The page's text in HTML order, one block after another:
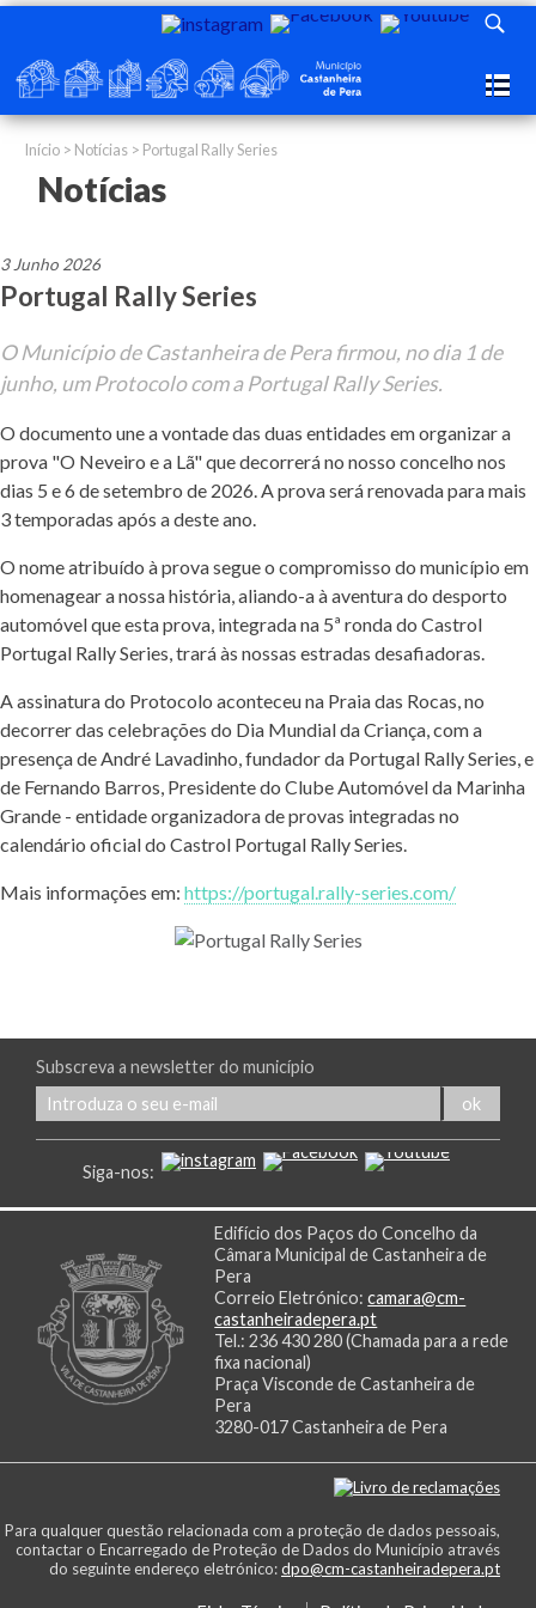
Início > Notícias > Portugal Rally Series
Notícias
3 Junho 2026
Portugal Rally Series
O Município de Castanheira de Pera firmou, no dia 1 de
junho, um Protocolo com a Portugal Rally Series.
O documento une a vontade das duas entidades em organizar a
prova "O Neveiro e a Lã" que decorrerá no nosso concelho nos
dias 5 e 6 de setembro de 2026. A prova será renovada para mais
3 temporadas após a deste ano.
O nome atribuído à prova segue o compromisso do município em
homenagear a nossa história, aliando-a à aventura do desporto
automóvel que esta prova, integrada na 5ª ronda do Castrol
Portugal Rally Series, trará às nossas estradas desafiadoras.
A assinatura do Protocolo aconteceu na Praia das Rocas, no
decorrer das celebrações do Dia Mundial da Criança, com a
presença de André Lavadinho, fundador da Portugal Rally Series, e
de Fernando Barros, Presidente do Clube Automóvel da Marinha
Grande - entidade organizadora de provas integradas no
calendário oficial do Castrol Portugal Rally Series.
Mais informações em: https://portugal.rally-series.com/
Subscreva a newsletter do município
Siga-nos:
Edifício dos Paços do Concelho da
Câmara Municipal de Castanheira de
Pera
Correio Eletrónico:camara@cm-
castanheiradepera.pt
Tel.: 236 430 280 (Chamada para a rede
fixa nacional)
Praça Visconde de Castanheira de
Pera
3280-017 Castanheira de Pera
Para qualquer questão relacionada com a proteção de dados pessoais,
contactar o Encarregado de Proteção de Dados do Município através
do seguinte endereço eletrónico:dpo@cm-castanheiradepera.pt